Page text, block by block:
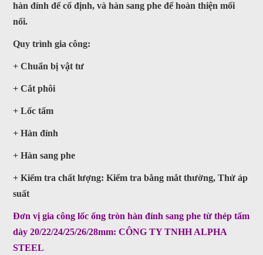
hàn đính để cố định, và hàn sang phe để hoàn thiện mối
nối.
Quy trình gia công:
+ Chuẩn bị vật tư
+ Cắt phôi
+ Lốc tấm
+ Hàn đính
+ Hàn sang phe
+ Kiểm tra chất lượng: Kiểm tra bằng mắt thường, Thử áp
suất
Đơn vị gia công lốc ống tròn hàn đính sang phe từ thép tấm
dày 20/22/24/25/26/28mm: CÔNG TY TNHH ALPHA
STEEL
Email
satthepalpha@gmail.com
Gọi cho chúng tôi
Nhắn tin